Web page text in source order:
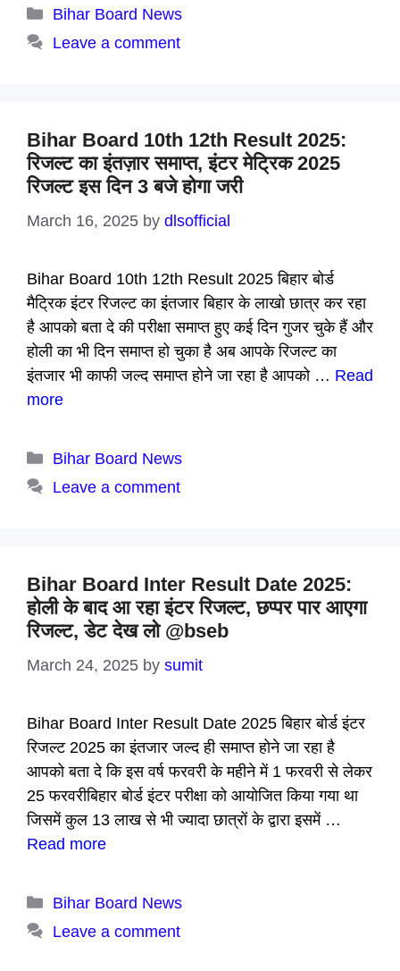
Categories
Bihar Board News
Leave a comment
Bihar Board 10th 12th Result 2025:
रिजल्ट का इंतज़ार समाप्त, इंटर मेट्रिक 2025
रिजल्ट इस दिन 3 बजे होगा जरी
March 16, 2025 by dlsofficial
Bihar Board 10th 12th Result 2025 बिहार बोर्ड
मैट्रिक इंटर रिजल्ट का इंतजार बिहार के लाखो छात्र कर रहा
है आपको बता दे की परीक्षा समाप्त हुए कई दिन गुजर चुके हैं और
होली का भी दिन समाप्त हो चुका है अब आपके रिजल्ट का
इंतजार भी काफी जल्द समाप्त होने जा रहा है आपको … Read
more
Categories
Bihar Board News
Leave a comment
Bihar Board Inter Result Date 2025:
होली के बाद आ रहा इंटर रिजल्ट, छप्पर पार आएगा
रिजल्ट, डेट देख लो @bseb
March 24, 2025 by sumit
Bihar Board Inter Result Date 2025 बिहार बोर्ड इंटर
रिजल्ट 2025 का इंतजार जल्द ही समाप्त होने जा रहा है
आपको बता दे कि इस वर्ष फरवरी के महीने में 1 फरवरी से लेकर
25 फरवरीबिहार बोर्ड इंटर परीक्षा को आयोजित किया गया था
जिसमें कुल 13 लाख से भी ज्यादा छात्रों के द्वारा इसमें …
Read more
Categories
Bihar Board News
Leave a comment